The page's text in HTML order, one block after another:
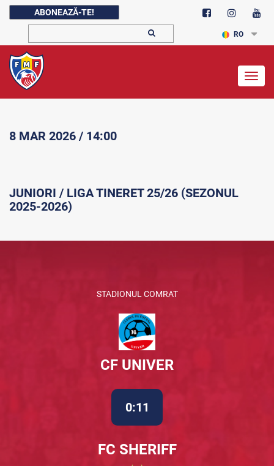
ABONEAZĂ-TE!
RO
8 MAR 2026 / 14:00
JUNIORI / LIGA TINERET 25/26 (SEZONUL
2025-2026)
STADIONUL COMRAT
CF UNIVER
0:11
FC SHERIFF